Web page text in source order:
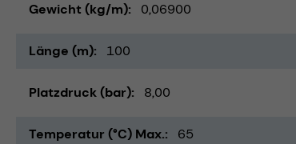
Gewicht (kg/m) 0,06900
Länge (m) 100
Platzdruck (bar) 8,00
Temperatur (°C) Max. 65